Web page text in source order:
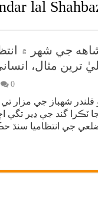
lal
جي شهر ۾
0
شهباز جي مزار تي
گند جي ڍير تگي